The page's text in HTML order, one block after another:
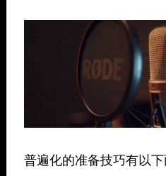
普遍化的准备技巧有以下